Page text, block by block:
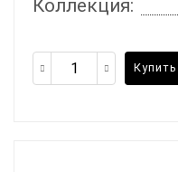
Коллекция:
Купить